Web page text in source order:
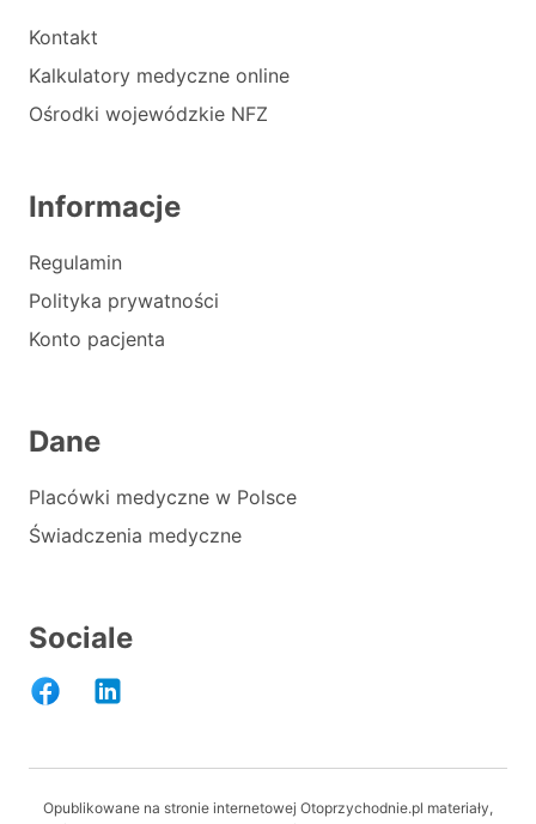
Kontakt
Kalkulatory medyczne online
Ośrodki wojewódzkie NFZ
Informacje
Regulamin
Polityka prywatności
Konto pacjenta
Dane
Placówki medyczne w Polsce
Świadczenia medyczne
Sociale
Opublikowane na stronie internetowej Otoprzychodnie.pl materiały,